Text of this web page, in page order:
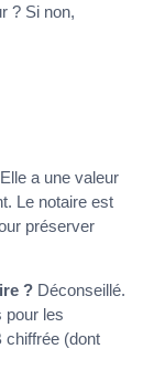
? Si non,
Elle a une valeur
Le notaire est
préserver
? Déconseillé.
pour les
chiffrée (dont